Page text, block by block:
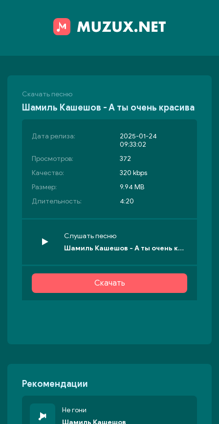
Скачать песню
Шамиль Кашешов - А ты очень красива
Дата релиза:
2025-01-24
09:33:02
Просмотров:
372
Качество:
320 kbps
Размер:
9.94 MB
Длительность:
4:20
Слушать песню
Шамиль Кашешов - А ты очень красива
Скачать
Рекомендации
Не гони
Шамиль Кашешов